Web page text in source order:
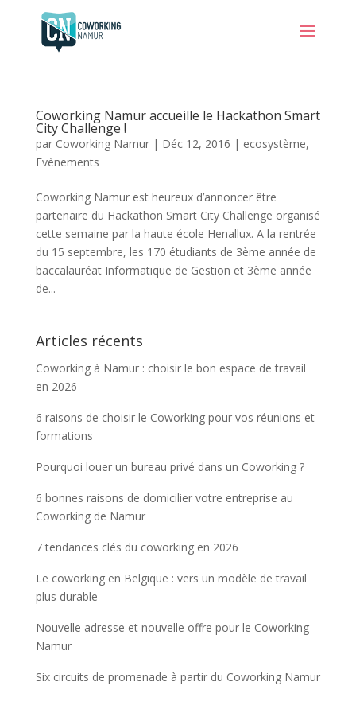
Coworking Namur accueille le Hackathon Smart
City Challenge !
par Coworking Namur| Déc 12, 2016 | ecosystème,
Evènements
Coworking Namur est heureux d’annoncer être
partenaire du Hackathon Smart City Challenge organisé
cette semaine par la haute école Henallux. A la rentrée
du 15 septembre, les 170 étudiants de 3ème année de
baccalauréat Informatique de Gestion et 3ème année
de...
Articles récents
Coworking à Namur : choisir le bon espace de travail
en 2026
6 raisons de choisir le Coworking pour vos réunions et
formations
Pourquoi louer un bureau privé dans un Coworking ?
6 bonnes raisons de domicilier votre entreprise au
Coworking de Namur
7 tendances clés du coworking en 2026
Le coworking en Belgique : vers un modèle de travail
plus durable
Nouvelle adresse et nouvelle offre pour le Coworking
Namur
Six circuits de promenade à partir du Coworking Namur